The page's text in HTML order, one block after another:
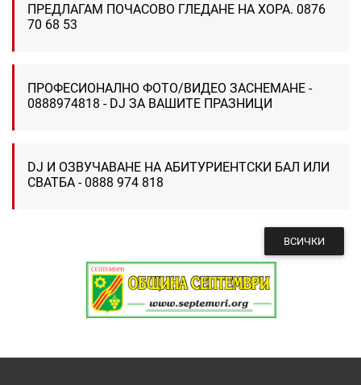
ПРЕДЛАГАМ ПОЧАСОВО ГЛЕДАНЕ НА ХОРА. 0876
70 68 53
ПРОФЕСИОНАЛНО ФОТО/ВИДЕО ЗАСНЕМАНЕ -
0888974818 - DJ ЗА ВАШИТЕ ПРАЗНИЦИ
DJ И ОЗВУЧАВАНЕ НА АБИТУРИЕНТСКИ БАЛ ИЛИ
СВАТБА - 0888 974 818
ВСИЧКИ